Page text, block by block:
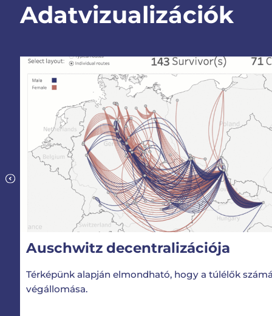
Adatvizualizációk
Auschwitz decentralizációja
Térképünk alapján elmondható, hogy a túlélők
végállomása.